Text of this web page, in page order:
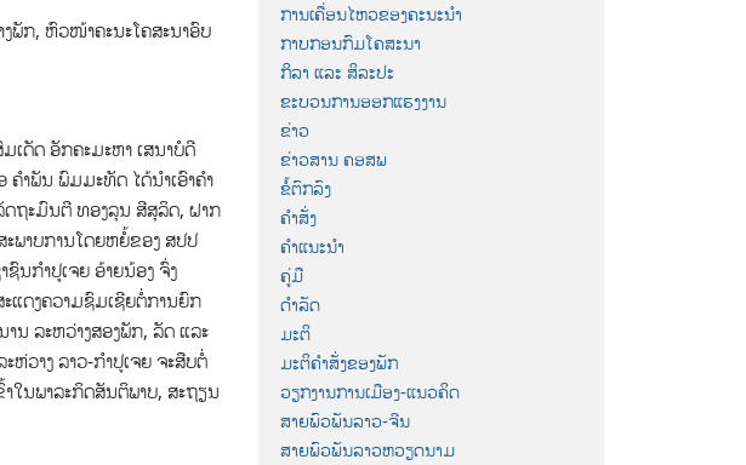
ພັກ, ຫົວໜ້າຄະນະໂຄສະນາອົບ
ເດັດ ອັກຄະມະຫາ ເສນາບໍດີ
ຳພັນ ພົມມະທັດ ໄດ້ນຳເອົາຄຳ
ດຖະມົນຕີ ທອງລຸນ ສີສຸລິດ, ຝາກ
ພາບການໂດຍຫຍໍ້ຂອງ ສປປ
ນກຳປູເຈຍ ອ້າຍນ້ອງ ຈົ່ງ
ແດງຄວາມຊົມເຊີຍຕໍ່ການຍົກ
ນ ລະຫວ່າງສອງພັກ, ລັດ ແລະ
ຫ່ວາງ ລາວ-ກໍາປູເຈຍ ຈະສືບຕໍ່
ໃນພາລະກິດສັນຕິພາບ, ສະຖຽນ
ການເຄື່ອນໄຫວຂອງຄະນະນຳ
ກາບກອນກົມໂຄສະນາ
ກິລາ ແລະ ສິລະປະ
ຂະບວນການອອກແຮງງານ
ຂ່າວ
ຂ່າວສານ ຄອສພ
ຂໍ້ຕົກລົງ
ຄຳສັ່ງ
ຄຳແນະນຳ
ຄູ່ມື
ດຳລັດ
ມະຕິ
ມະຕິຄຳສັ່ງຂອງພັກ
ວຽກງານການເມືອງ-ແນວຄິດ
ສາຍພົວພັນລາວ-ຈີນ
ສາຍພົວພັນລາວຫວຽດນາມ